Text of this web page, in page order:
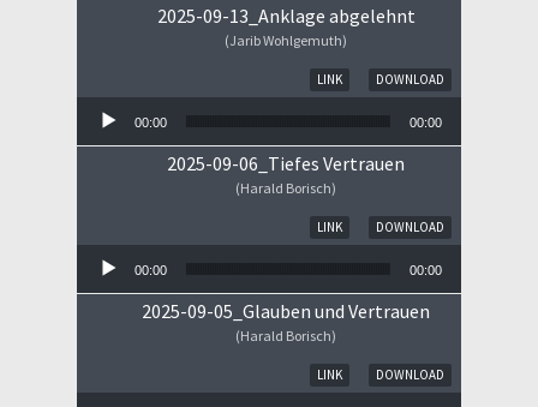
2025-09-13_Anklage abgelehnt
(Jarib Wohlgemuth)
DOWNLOAD
LINK
00:00 00:00
2025-09-06_Tiefes Vertrauen
(Harald Borisch)
DOWNLOAD
LINK
00:00 00:00
2025-09-05_Glauben und Vertrauen
(Harald Borisch)
DOWNLOAD
LINK